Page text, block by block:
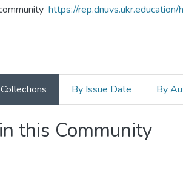
https://
By Issue Date By
this Community